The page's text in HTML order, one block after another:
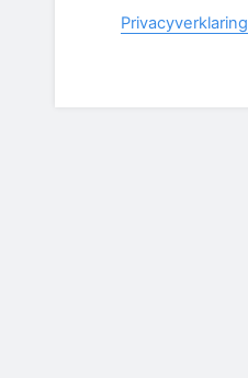
Privacyverklaring